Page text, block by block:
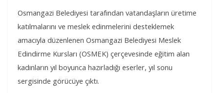
Osmangazi Belediyesi tarafından vatandaşların üretime
katılmalarını ve meslek edinmelerini desteklemek
amacıyla düzenlenen Osmangazi Belediyesi Meslek
Edindirme Kursları (OSMEK) çerçevesinde eğitim alan
kadınların yıl boyunca hazırladığı eserler, yıl sonu
sergisinde görücüye çıktı.